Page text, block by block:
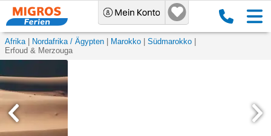
Afrika Nordafrika / Ägypten Marokko
Südmarokko
Erfoud & Merzouga